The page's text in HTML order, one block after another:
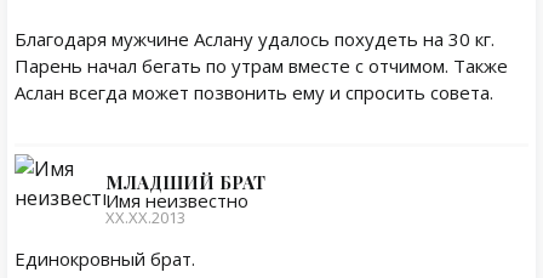
Благодаря мужчине Аслану удалось похудеть на 30 кг.
Парень начал бегать по утрам вместе с отчимом. Также
Аслан всегда может позвонить ему и спросить совета.
МЛАДШИЙ БРАТ
Имя неизвестно
ХХ.ХХ.2013
Единокровный брат.